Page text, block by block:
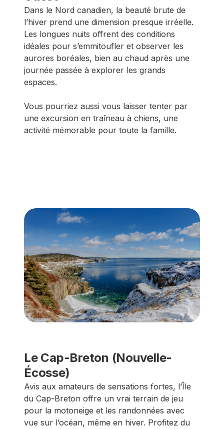
Dans le Nord canadien, la beauté brute de
l’hiver prend une dimension presque irréelle.
Les longues nuits offrent des conditions
idéales pour s’emmitoufler et observer les
aurores boréales, bien au chaud après une
journée passée à explorer les grands
espaces.
Vous pourriez aussi vous laisser tenter par
une excursion en traîneau à chiens, une
activité mémorable pour toute la famille.
Le Cap-Breton (Nouvelle-
Écosse)
Avis aux amateurs de sensations fortes, l’Île
du Cap-Breton offre un vrai terrain de jeu
pour la motoneige et les randonnées avec
vue sur l’océan, même en hiver. Profitez du